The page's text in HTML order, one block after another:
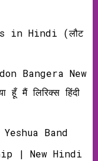
in Hindi (लौट
Bangera New
मैं लिरिक्‍स हिंदी
Band
| New Hindi